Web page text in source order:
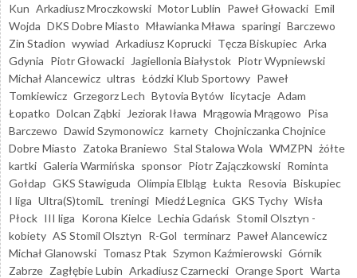
Kun Arkadiusz Mroczkowski Motor Lublin Paweł Głowacki Emil
Wojda DKS Dobre Miasto Mławianka Mława sparingi Barczewo
Zin Stadion wywiad Arkadiusz Koprucki Tęcza Biskupiec Arka
Gdynia Piotr Głowacki Jagiellonia Białystok Piotr Wypniewski
Michał Alancewicz ultras Łódzki Klub Sportowy Paweł
Tomkiewicz Grzegorz Lech Bytovia Bytów licytacje Adam
Łopatko Dolcan Ząbki Jeziorak Iława Mrągowia Mrągowo Pisa
Barczewo Dawid Szymonowicz karnety Chojniczanka Chojnice
Dobre Miasto Zatoka Braniewo Stal Stalowa Wola WMZPN żółte
kartki Galeria Warmińska sponsor Piotr Zajączkowski Rominta
Gołdap GKS Stawiguda Olimpia Elbląg Łukta Resovia Biskupiec
I liga Ultra(S)tomiL treningi Miedź Legnica GKS Tychy Wisła
Płock III liga Korona Kielce Lechia Gdańsk Stomil Olsztyn -
kobiety AS Stomil Olsztyn R-Gol terminarz Paweł Alancewicz
Michał Glanowski Tomasz Ptak Szymon Kaźmierowski Górnik
Zabrze Zagłębie Lubin Arkadiusz Czarnecki Orange Sport Warta